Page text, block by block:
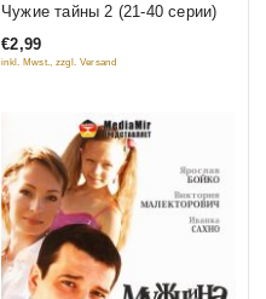
out
of
Чужие тайны 2 (21-40 серии)
€2,99
inkl. Mwst., zzgl. Versand